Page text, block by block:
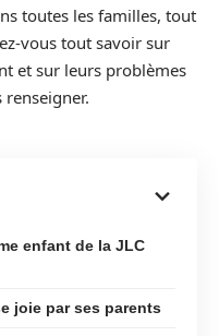
toutes les familles, tout
vous tout savoir sur
et sur leurs problèmes
renseigner.
enfant de la JLC
joie par ses parents